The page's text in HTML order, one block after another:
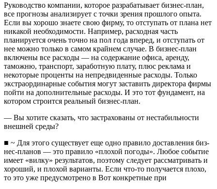
Руководство компании, которое разрабатывает бизнес-план,
все прогнозы анализирует с точки зрения прошлого опыта.
Если вы хорошо знаете свою фирму, то отступать от плана нет
ника­кой необходимости. Например, расходная часть
планируется очень точно на пол года вперед, и отступать от
нее можно толь­ко в самом крайнем случае. В бизнес-план
включены все рас­ходы — на содержание офиса, аренду,
таможню, транспорт, за­работную плату, плюс реклама и
некоторые проценты на не­предвиденные расходы. Только
экстраординарные события могут заставить директора фирмы
пойти на дополнительные расходы. И это тот фундамент, на
котором строится реальный бизнес-план.
— Вы хотите сказать, что застрахованы от нестабильно­сти
внешней среды?
■ ~ Для этого существует еще одно правило доставления биз­
нес-планов — это правило «плохой погоды». Любое событие
имеет «вилку» результатов, поэтому следует рассматривать и
хороший, и плохой варианты. Если что-то получается плохо,
то это уже предусмотрено в Вот конкретные при­